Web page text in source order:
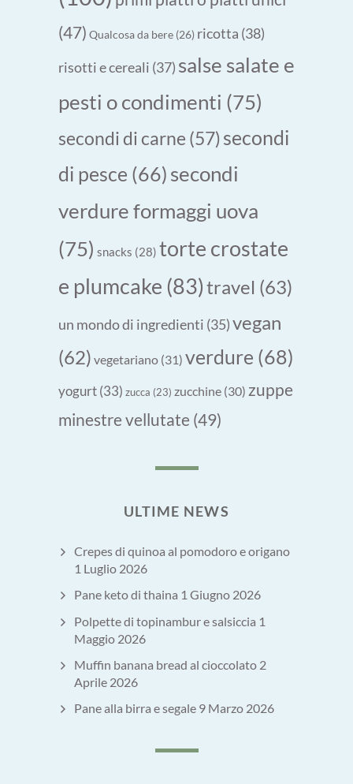
(47) Qualcosa da bere (26) ricotta (38)
risotti e cereali (37) salse salate e
pesti o condimenti (75)
secondi di carne (57)secondi
di pesce (66) secondi
verdure formaggi uova
(75) snacks (28) torte crostate
e plumcake (83)travel (63)
un mondo di ingredienti (35)vegan
(62) vegetariano (31) verdure (68)
yogurt(33) zucca (23) zucchine (30) zuppe
minestre vellutate (49)
ULTIME NEWS
Crepes di quinoa al pomodoro e origano
1 Luglio 2026
Pane keto di thaina 1 Giugno 2026
Polpette di topinambur e salsiccia 1
Maggio 2026
Muffin banana bread al cioccolato 2
Aprile 2026
Pane alla birra e segale 9 Marzo 2026